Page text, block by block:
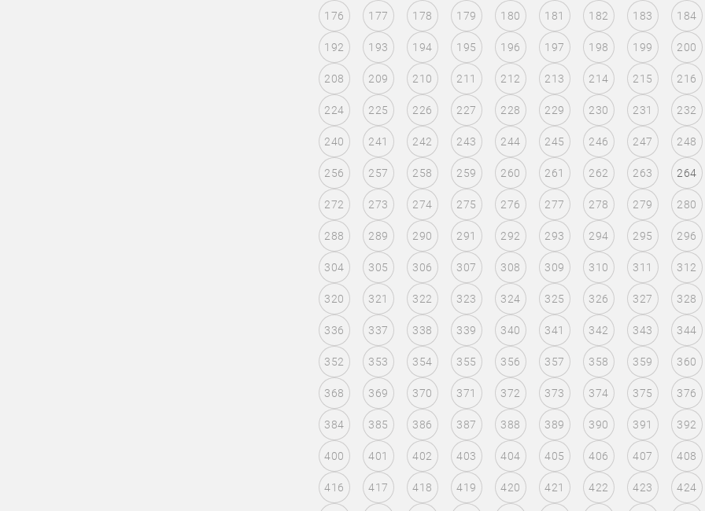
176 177 178 179 180 181 182 183 184
192 193 194 195 196 197 198 199 200
208 209 210 211 212 213 214 215 216
224 225 226 227 228 229 230 231 232
240 241 242 243 244 245 246 247 248
256 257 258 259 260 261 262 263 264
272 273 274 275 276 277 278 279 280
288 289 290 291 292 293 294 295 296
304 305 306 307 308 309 310 311 312
320 321 322 323 324 325 326 327 328
336 337 338 339 340 341 342 343 344
352 353 354 355 356 357 358 359 360
368 369 370 371 372 373 374 375 376
384 385 386 387 388 389 390 391 392
400 401 402 403 404 405 406 407 408
416 417 418 419 420 421 422 423 424